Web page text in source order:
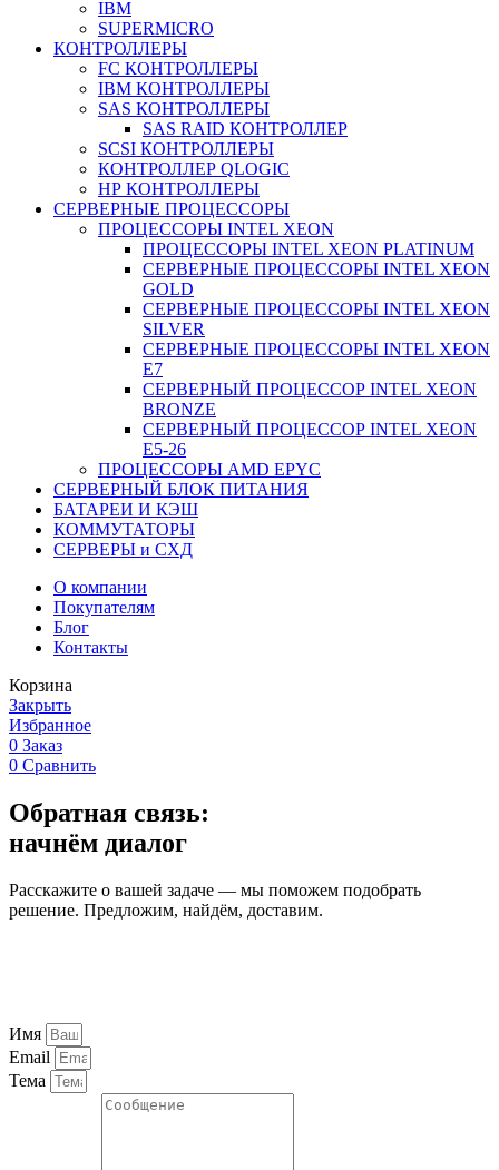
IBM
SUPERMICRO
КОНТРОЛЛЕРЫ
FC КОНТРОЛЛЕРЫ
IBM КОНТРОЛЛЕРЫ
SAS КОНТРОЛЛЕРЫ
SAS RAID КОНТРОЛЛЕР
SCSI КОНТРОЛЛЕРЫ
КОНТРОЛЛЕР QLOGIC
НР КОНТРОЛЛЕРЫ
СЕРВЕРНЫЕ ПРОЦЕССОРЫ
ПРОЦЕССОРЫ INTEL XEON
ПРОЦЕССОРЫ INTEL XEON PLATINUM
СЕРВЕРНЫЕ ПРОЦЕССОРЫ INTEL XEON
GOLD
СЕРВЕРНЫЕ ПРОЦЕССОРЫ INTEL XEON
SILVER
СЕРВЕРНЫЕ ПРОЦЕССОРЫ INTEL XEON
Е7
СЕРВЕРНЫЙ ПРОЦЕССОР INTEL XEON
BRONZE
СЕРВЕРНЫЙ ПРОЦЕССОР INTEL XEON
Е5-26
ПРОЦЕССОРЫ AMD EPYC
СЕРВЕРНЫЙ БЛОК ПИТАНИЯ
БАТАРЕИ И КЭШ
КОММУТАТОРЫ
СЕРВЕРЫ и СХД
О компании
Покупателям
Блог
Контакты
Корзина
Закрыть
Избранное
0 Заказ
0 Сравнить
Обратная связь:
начнём диалог
Расскажите о вашей задаче — мы поможем подобрать
решение. Предложим, найдём, доставим.
Имя
Email
Тема